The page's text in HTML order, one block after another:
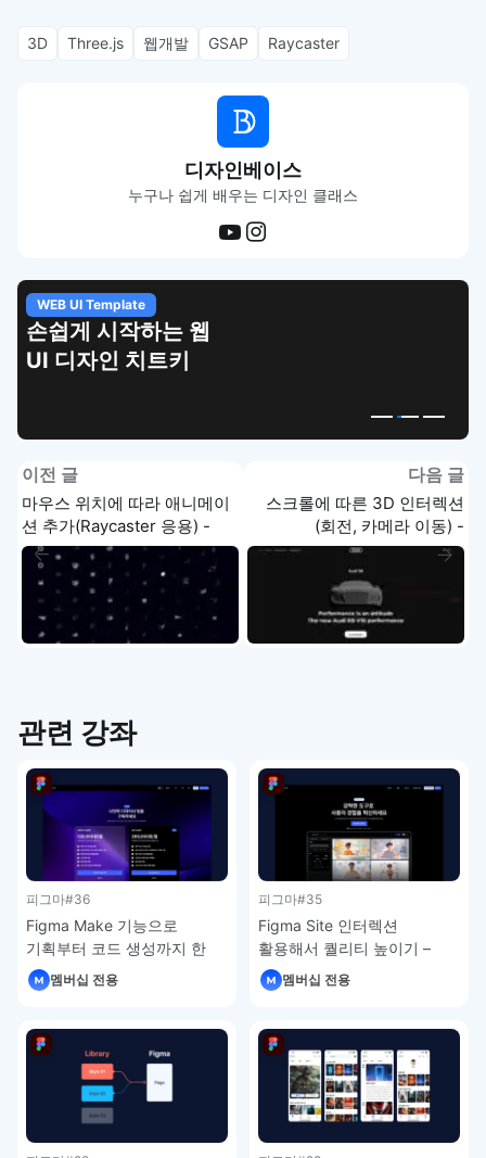
3D Three.js 웹개발 GSAP Raycaster
디자인베이스
누구나 쉽게 배우는 디자인 클래스
WEB UI Template
손쉽게 시작하는 웹
UI 디자인 치트키
이전 글
마우스 위치에 따라 애니메이
션 추가(Raycaster 응용) -
Three.js 강의
다음 글
스크롤에 따른 3D 인터렉션
(회전, 카메라 이동) -
Three.js 강의
관련 강좌
피그마#36
Figma Make 기능으로
기획부터 코드 생성까지 한
번에 – 피그마 강좌 4-7
멤버십 전용
피그마#35
Figma Site 인터렉션
활용해서 퀄리티 높이기 –
피그마 강좌 4-6
멤버십 전용